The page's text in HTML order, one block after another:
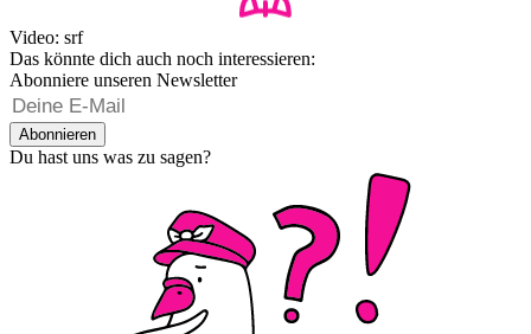
Video: srf
Das könnte dich auch noch interessieren:
Abonniere unseren Newsletter
Abonnieren
Du hast uns was zu sagen?